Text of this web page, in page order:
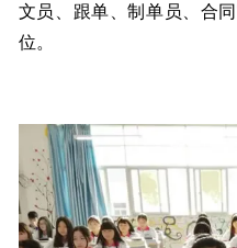
文员、跟单、制单员、合
位。